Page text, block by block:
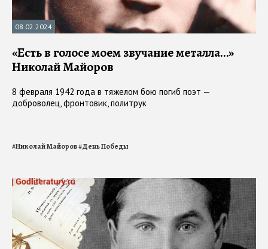
08.02.2024
«Есть в голосе моем звучание металла…»
Николай Майоров
8 февраля 1942 года в тяжелом бою погиб поэт —
доброволец, фронтовик, политрук
#Николай Майоров#День Победы